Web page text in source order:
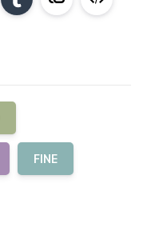
FINE